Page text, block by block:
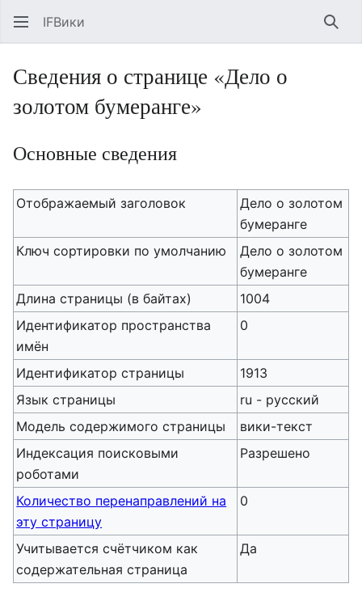
IFВики
Сведения о странице «Дело о
золотом бумеранге»
Основные сведения
Отображаемый заголовок
Дело о золотом
бумеранге
Ключ сортировки по умолчанию
Дело о золотом
бумеранге
Длина страницы (в байтах)
1004
Идентификатор пространства
имён
0
Идентификатор страницы
1913
Язык страницы
ru - русский
Модель содержимого страницы
вики-текст
Индексация поисковыми
роботами
Разрешено
Количество перенаправлений на
эту страницу
0
Учитывается счётчиком как
содержательная страница
Да